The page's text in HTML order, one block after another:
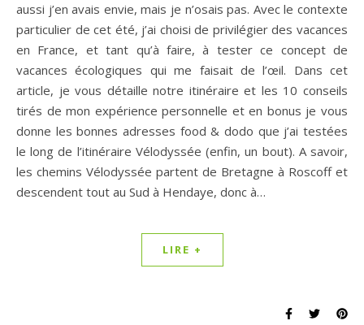
aussi j’en avais envie, mais je n’osais pas. Avec le contexte
particulier de cet été, j’ai choisi de privilégier des vacances
en France, et tant qu’à faire, à tester ce concept de
vacances écologiques qui me faisait de l’œil. Dans cet
article, je vous détaille notre itinéraire et les 10 conseils
tirés de mon expérience personnelle et en bonus je vous
donne les bonnes adresses food & dodo que j’ai testées
le long de l’itinéraire Vélodyssée (enfin, un bout). A savoir,
les chemins Vélodyssée partent de Bretagne à Roscoff et
descendent tout au Sud à Hendaye, donc à…
LIRE +